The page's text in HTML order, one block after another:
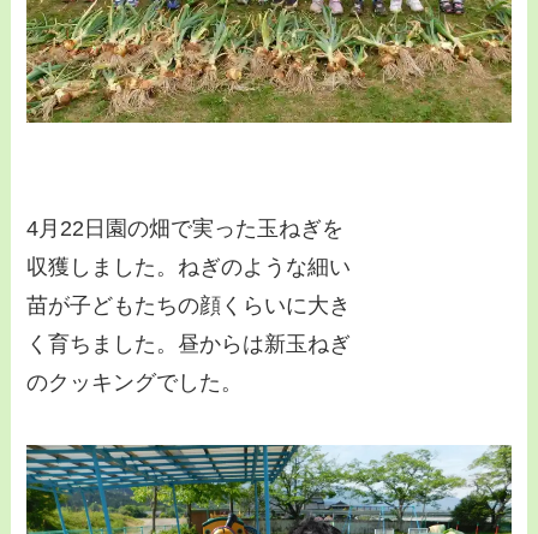
4月22日園の畑で実った玉ねぎを
収獲しました。ねぎのような細い
苗が子どもたちの顔くらいに大き
く育ちました。昼からは新玉ねぎ
のクッキングでした。